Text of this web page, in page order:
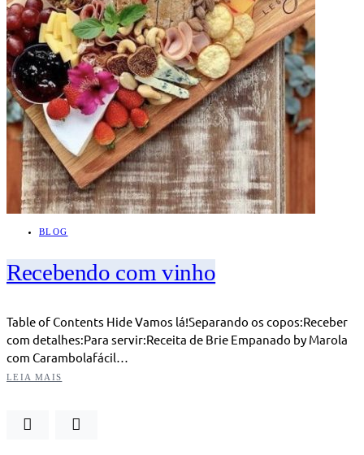
BLOG
Recebendo com vinho
Table of Contents Hide Vamos lá!Separando os copos:Receber
com detalhes:Para servir:Receita de Brie Empanado by Marola
com Carambolafácil…
LEIA MAIS